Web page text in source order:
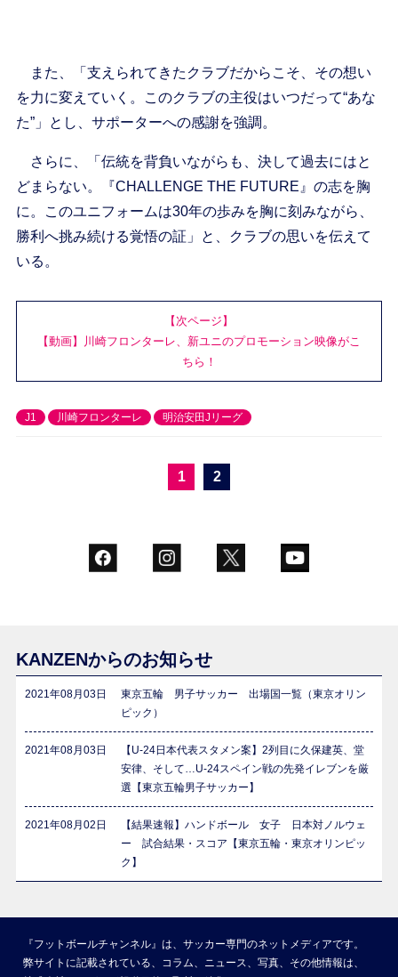
また、「支えられてきたクラブだからこそ、その想い
を力に変えていく。このクラブの主役はいつだって“あな
た”」とし、サポーターへの感謝を強調。
さらに、「伝統を背負いながらも、決して過去にはと
どまらない。『CHALLENGE THE FUTURE』の志を胸
に。このユニフォームは30年の歩みを胸に刻みながら、
勝利へ挑み続ける覚悟の証」と、クラブの思いを伝えて
いる。
【次ページ】
【動画】川崎フロンターレ、新ユニのプロモーション映像がこ
ちら！
J1 川崎フロンターレ 明治安田Jリーグ
1 2
KANZENからのお知らせ
2021年08月03日
東京五輪 男子サッカー 出場国一覧（東京オリン
ピック）
2021年08月03日
【U-24日本代表スタメン案】2列目に久保建英、堂
安律、そして…U-24スペイン戦の先発イレブンを厳
選【東京五輪男子サッカー】
2021年08月02日
【結果速報】ハンドボール 女子 日本対ノルウェ
ー 試合結果・スコア【東京五輪・東京オリンピッ
ク】
『フットボールチャンネル』は、サッカー専門のネットメディアです。
弊サイトに記載されている、コラム、ニュース、写真、その他情報は、